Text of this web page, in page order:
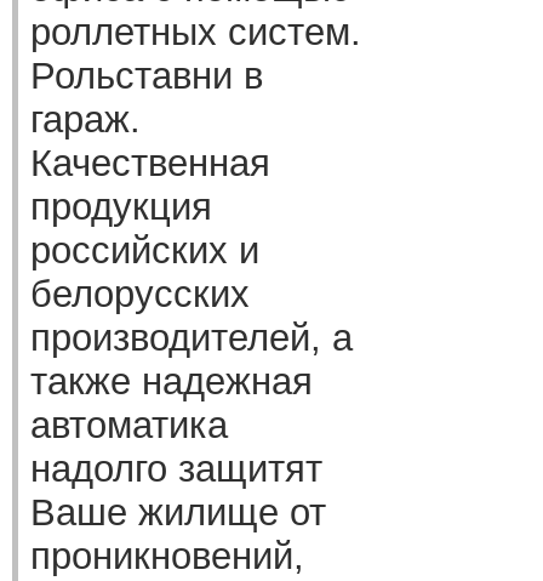
роллетных систем.
Рольставни в
гараж.
Качественная
продукция
российских и
белорусских
производителей, а
также надежная
автоматика
надолго защитят
Ваше жилище от
проникновений,